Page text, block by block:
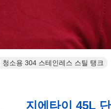
소용 304 스테인레스 스틸 탱크
지에타이 45L